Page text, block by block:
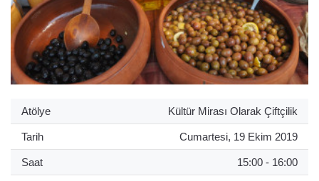
Atölye Kültür Mirası Olarak Çiftçilik
Tarih Cumartesi, 19 Ekim 2019
Saat 15:00 - 16:00